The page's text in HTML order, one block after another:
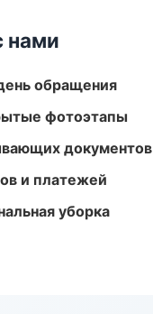
нами
обращения
фотоэтапы
документов
и платежей
уборка